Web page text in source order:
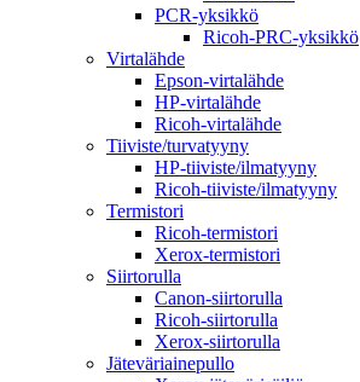
PCR-yksikkö
Ricoh-PRC-yksikkö
Virtalähde
Epson-virtalähde
HP-virtalähde
Ricoh-virtalähde
Tiiviste/turvatyyny
HP-tiiviste/ilmatyyny
Ricoh-tiiviste/ilmatyyny
Termistori
Ricoh-termistori
Xerox-termistori
Siirtorulla
Canon-siirtorulla
Ricoh-siirtorulla
Xerox-siirtorulla
Jäteväriainepullo